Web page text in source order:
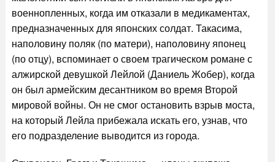
военнопленных, когда им отказали в медикаментах,
предназначенных для японских солдат. Такасима,
наполовину поляк (по матери), наполовину японец
(по отцу), вспоминает о своем трагическом романе с
алжирской девушкой Лейлой (Даниель Жобер), когда
он был армейским десантником во время Второй
мировой войны. Он не смог остановить взрыв моста,
на который Лейла прибежала искать его, узнав, что
его подразделение выводится из города.